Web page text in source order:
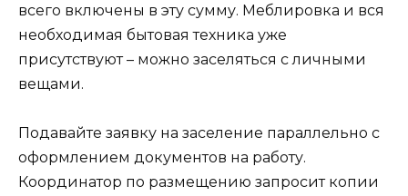
всего включены в эту сумму. Меблировка и вся
необходимая бытовая техника уже
присутствуют – можно заселяться с личными
вещами.
Подавайте заявку на заселение параллельно с
оформлением документов на работу.
Координатор по размещению запросит копии